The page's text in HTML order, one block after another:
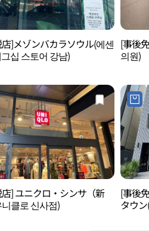
]メゾンバカラソウル(에센
십 스토어 강남)
[事後
의원)
] ユニクロ・シンサ（新
클로 신사점)
[事後
タウ